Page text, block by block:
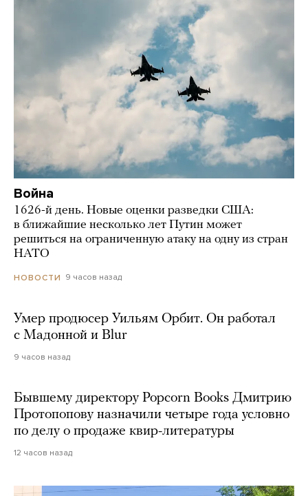
Война
1626-й день. Новые оценки разведки США:
в ближайшие несколько лет Путин может
решиться на ограниченную атаку на одну из стран
НАТО
НОВОСТИ 9 часов назад
Умер продюсер Уильям Орбит. Он работал
с Мадонной и Blur
9 часов назад
Бывшему директору Popcorn Books Дмитрию
Протопопову назначили четыре года условно
по делу о продаже квир-литературы
12 часов назад